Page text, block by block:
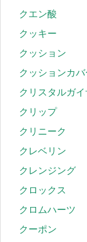
クエン酸
クッキー
クッション
クッションカバ
クリスタルガイ
クリップ
クリニーク
クレベリン
クレンジング
クロックス
クロムハーツ
クーポン